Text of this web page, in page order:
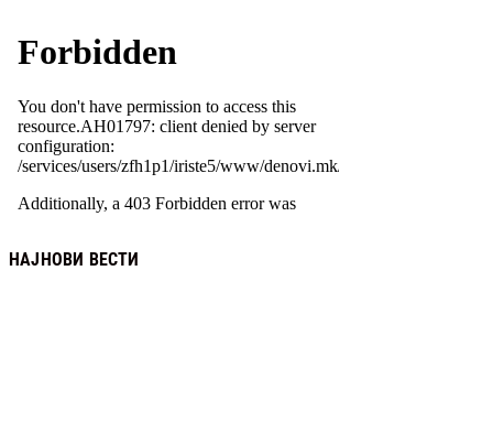
НАЈНОВИ ВЕСТИ